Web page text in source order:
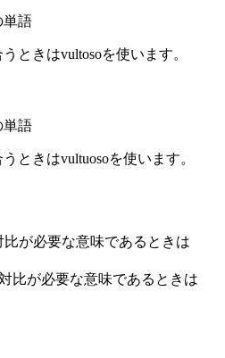
単語
ときはvultosoを使います。
単語
ときはvultuosoを使います。
比が必要な意味であるときは
比が必要な意味であるときは